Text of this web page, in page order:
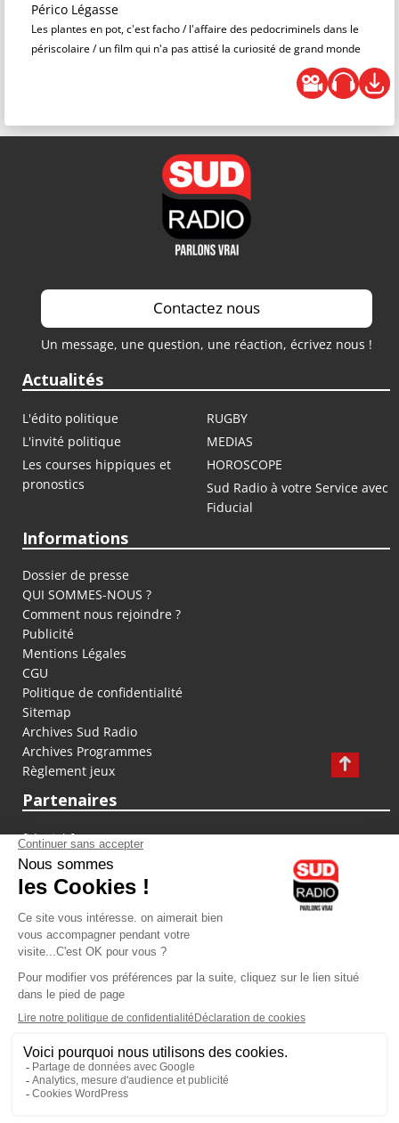
Périco Légasse
Les plantes en pot, c'est facho / l'affaire des pedocriminels dans le
périscolaire / un film qui n'a pas attisé la curiosité de grand monde
Contactez nous
Un message, une question, une réaction, écrivez nous !
Actualités
L'édito politique
RUGBY
L'invité politique
MEDIAS
Les courses hippiques et
pronostics
HOROSCOPE
Sud Radio à votre Service avec
Fiducial
Informations
Dossier de presse
QUI SOMMES-NOUS ?
Comment nous rejoindre ?
Publicité
Mentions Légales
CGU
Politique de confidentialité
Sitemap
Archives Sud Radio
Archives Programmes
Règlement jeux
Partenaires
fiducial.fr
lyoncapitale.fr
olympique-et-lyonnais.com
L'application Iphone / Android
Téléchargez l'application
Les cookies
Gestion des cookies
Crédit photos : ©Sud Radio / Pierre Olivier